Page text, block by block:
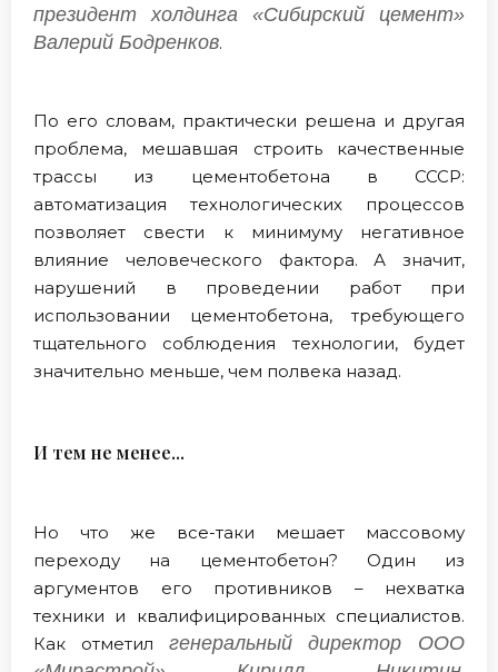
президент холдинга «Сибирский цемент»
Валерий Бодренков.
По его словам, практически решена и другая
проблема, мешавшая строить качественные
трассы из цементобетона в СССР:
автоматизация технологических процессов
позволяет свести к минимуму негативное
влияние человеческого фактора. А значит,
нарушений в проведении работ при
использовании цементобетона, требующего
тщательного соблюдения технологии, будет
значительно меньше, чем полвека назад.
И тем не менее...
Но что же все-таки мешает массовому
переходу на цементобетон? Один из
аргументов его противников – нехватка
техники и квалифицированных специалистов.
Как отметил генеральный директор ООО